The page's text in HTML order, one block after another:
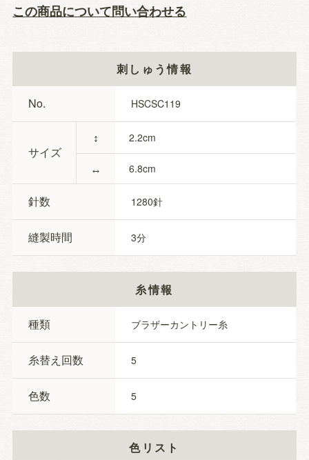
この商品について問い合わせる
刺しゅう情報
No. HSCSC119
サイズ
↕
↔
2.2
6.8
針数 1280
縫製時間 3
糸情報
種類 ブラザーカントリー糸
糸替え回数 5
色数 5
色リスト